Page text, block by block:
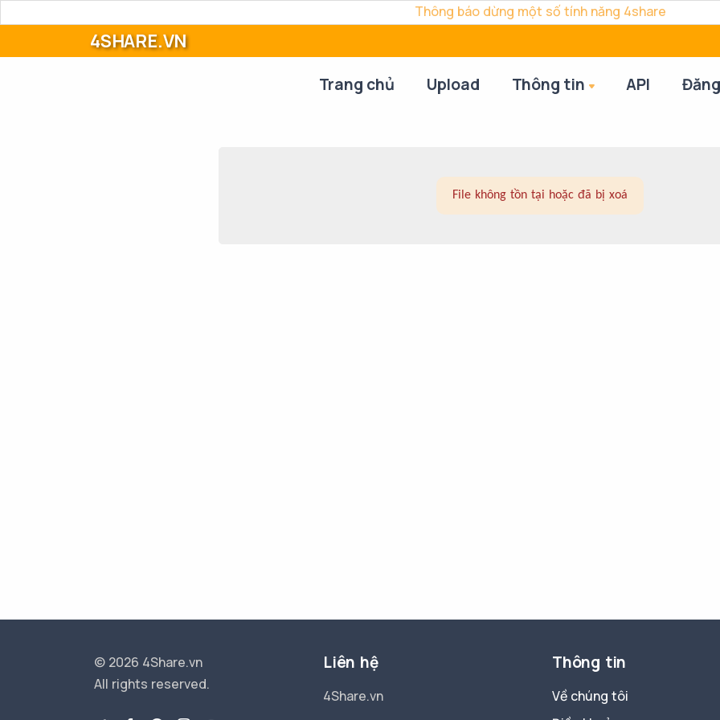
Thông báo dừng một số tính năng 4share
4SHARE.VN
Trang chủ Upload Thông tin API
File không tồn tại hoặc đã bị xoá
© 2026 4Share.vn
All rights reserved.
Liên hệ
4Share.vn
Thông tin
Về chúng tôi